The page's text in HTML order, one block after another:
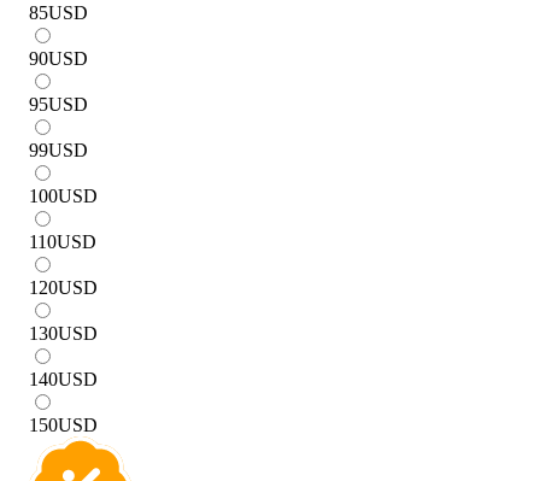
85USD
90USD
95USD
99USD
100USD
110USD
120USD
130USD
140USD
150USD